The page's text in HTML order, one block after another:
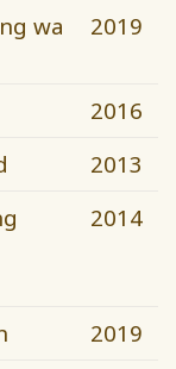
wa
2019
2016
2013
2014
2019